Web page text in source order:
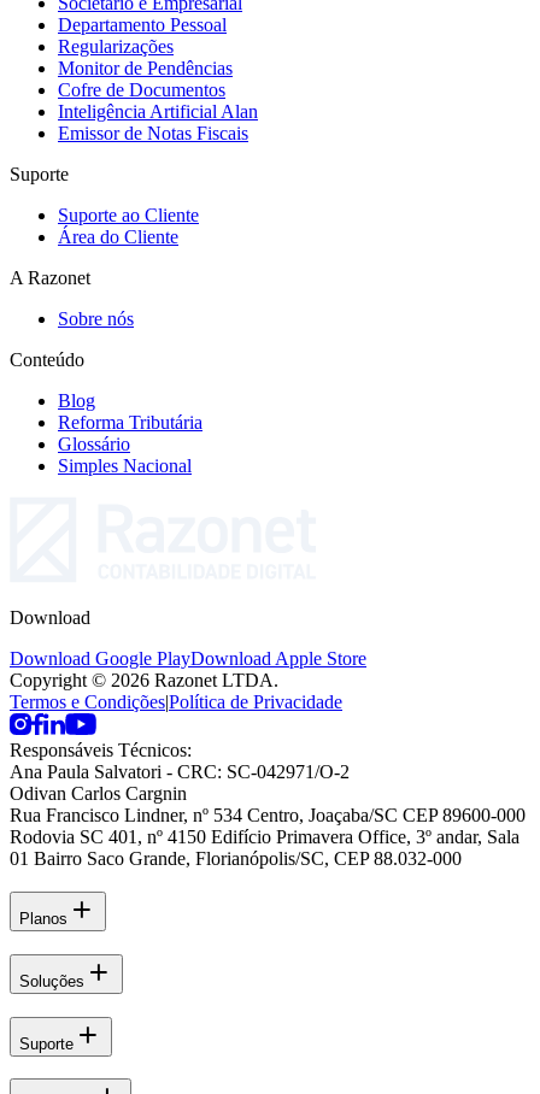
Departamento Pessoal
Regularizações
Monitor de Pendências
Cofre de Documentos
Inteligência Artificial Alan
Emissor de Notas Fiscais
Suporte
Suporte ao Cliente
Área do Cliente
A Razonet
Sobre nós
Conteúdo
Blog
Reforma Tributária
Glossário
Simples Nacional
Download
Download Google PlayDownload Apple Store
Copyright © 2026 Razonet LTDA.
Termos e Condições|Política de Privacidade
Responsáveis Técnicos:
Ana Paula Salvatori - CRC: SC-042971/O-2
Odivan Carlos Cargnin
Rua Francisco Lindner, nº 534 Centro, Joaçaba/SC CEP 89600-000
Rodovia SC 401, nº 4150 Edifício Primavera Office, 3º andar, Sala
01 Bairro Saco Grande, Florianópolis/SC, CEP 88.032-000
Planos
Soluções
Suporte